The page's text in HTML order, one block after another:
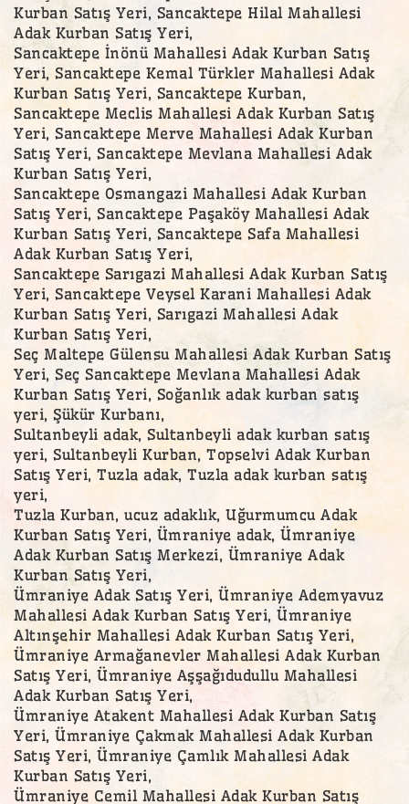
Kurban Satış Yeri, Sancaktepe Hilal Mahallesi
Adak Kurban Satış Yeri,
Sancaktepe İnönü Mahallesi Adak Kurban Satış
Yeri, Sancaktepe Kemal Türkler Mahallesi Adak
Kurban Satış Yeri, Sancaktepe Kurban,
Sancaktepe Meclis Mahallesi Adak Kurban Satış
Yeri, Sancaktepe Merve Mahallesi Adak Kurban
Satış Yeri, Sancaktepe Mevlana Mahallesi Adak
Kurban Satış Yeri,
Sancaktepe Osmangazi Mahallesi Adak Kurban
Satış Yeri, Sancaktepe Paşaköy Mahallesi Adak
Kurban Satış Yeri, Sancaktepe Safa Mahallesi
Adak Kurban Satış Yeri,
Sancaktepe Sarıgazi Mahallesi Adak Kurban Satış
Yeri, Sancaktepe Veysel Karani Mahallesi Adak
Kurban Satış Yeri, Sarıgazi Mahallesi Adak
Kurban Satış Yeri,
Seç Maltepe Gülensu Mahallesi Adak Kurban Satış
Yeri, Seç Sancaktepe Mevlana Mahallesi Adak
Kurban Satış Yeri, Soğanlık adak kurban satış
yeri, Şükür Kurbanı,
Sultanbeyli adak, Sultanbeyli adak kurban satış
yeri, Sultanbeyli Kurban, Topselvi Adak Kurban
Satış Yeri, Tuzla adak, Tuzla adak kurban satış
yeri,
Tuzla Kurban, ucuz adaklık, Uğurmumcu Adak
Kurban Satış Yeri, Ümraniye adak, Ümraniye
Adak Kurban Satış Merkezi, Ümraniye Adak
Kurban Satış Yeri,
Ümraniye Adak Satış Yeri, Ümraniye Ademyavuz
Mahallesi Adak Kurban Satış Yeri, Ümraniye
Altınşehir Mahallesi Adak Kurban Satış Yeri,
Ümraniye Armağanevler Mahallesi Adak Kurban
Satış Yeri, Ümraniye Aşşağıdudullu Mahallesi
Adak Kurban Satış Yeri,
Ümraniye Atakent Mahallesi Adak Kurban Satış
Yeri, Ümraniye Çakmak Mahallesi Adak Kurban
Satış Yeri, Ümraniye Çamlık Mahallesi Adak
Kurban Satış Yeri,
Ümraniye Cemil Mahallesi Adak Kurban Satış